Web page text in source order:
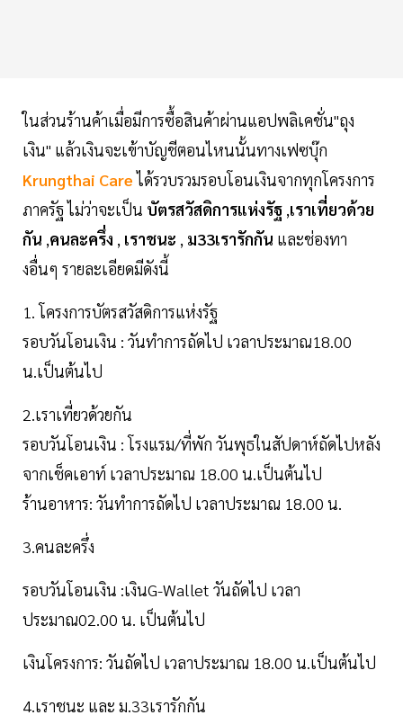
ในส่วนร้านค้าเมื่อมีการซื้อสินค้าผ่านแอปพลิเคชั่น"ถุง
เงิน" แล้วเงินจะเข้าบัญชีตอนไหนนั้นทางเฟซบุ๊ก
Krungthai Careได้รวบรวมรอบโอนเงินจากทุกโครงการ
ภาครัฐ ไม่ว่าจะเป็น บัตรสวัสดิการแห่งรัฐ เราเที่ยวด้วย
กัน คนละครึ่ง เราชนะ ม33เรารักกัน และช่องทา
งอื่นๆ รายละเอียดมีดังนี้
1. โครงการบัตรสวัสดิการแห่งรัฐ
รอบวันโอนเงิน : วันทำการถัดไป เวลาประมาณ18.00
น.เป็นต้นไป
2.เราเที่ยวด้วยกัน
รอบวันโอนเงิน : โรงแรม/ที่พัก วันพุธในสัปดาห์ถัดไปหลัง
จากเช็คเอาท์ เวลาประมาณ 18.00 น.เป็นต้นไป
ร้านอาหาร: วันทำการถัดไป เวลาประมาณ 18.00 น.
3.คนละครึ่ง
รอบวันโอนเงิน :เงินG-Wallet วันถัดไป เวลา
ประมาณ02.00 น. เป็นต้นไป
เงินโครงการ: วันถัดไป เวลาประมาณ 18.00 น.เป็นต้นไป
4.เราชนะ และ ม.33เรารักกัน